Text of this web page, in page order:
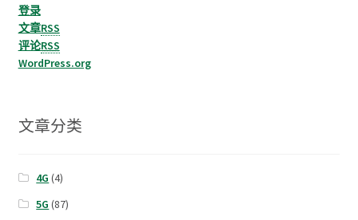
登录
文章RSS
评论RSS
WordPress.org
文章分类
4G (4)
5G (87)